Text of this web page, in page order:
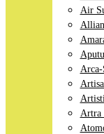
Air
Arca-
Artra